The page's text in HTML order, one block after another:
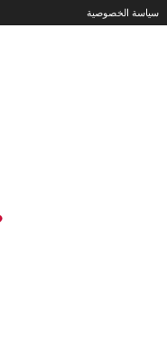
سياسة الخصوصية